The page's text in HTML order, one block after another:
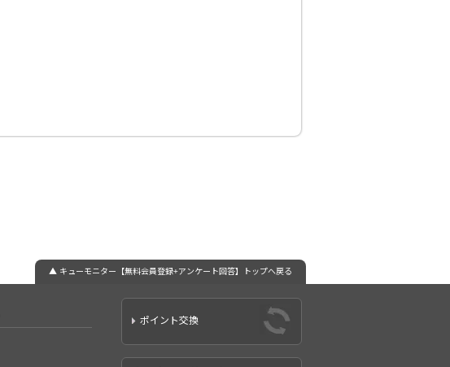
▲ キューモニター【無料会員登録+アンケート回答】トップへ戻る
ポイント交換